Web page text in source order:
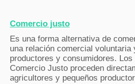
Comercio justo
Es una forma alternativa de
una relación comercial voluntaria
productores y consumidores.
Comercio Justo proceden
agricultores y pequeños